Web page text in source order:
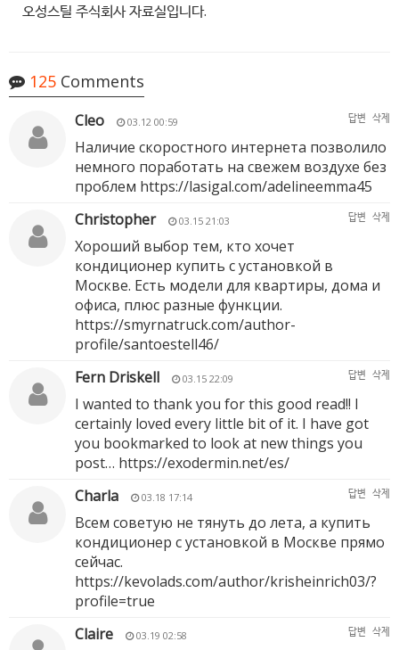
오성스틸 주식회사 자료실입니다.
125 Comments
Cleo 03.12 00:59 답변 삭제
Наличие скоростного интернета позволило
немного поработать на свежем воздухе без
проблем https://lasigal.com/adelineemma45
Christopher
03.15 21:03 답변 삭제
Хороший выбор тем, кто хочет
кондиционер купить с установкой в
Москве. Есть модели для квартиры, дома и
офиса, плюс разные функции.
https://smyrnatruck.com/author-
profile/santoestell46/
Fern Driskell
03.15 22:09 답변 삭제
I wanted to thank you for this good read!! I
certainly loved every little bit of it. I have got
you bookmarked to look at new things you
post… https://exodermin.net/es/
Charla
03.18 17:14 답변 삭제
Всем советую не тянуть до лета, а купить
кондиционер с установкой в Москве прямо
сейчас.
https://kevolads.com/author/krisheinrich03/?
profile=true
Claire
03.19 02:58 답변 삭제